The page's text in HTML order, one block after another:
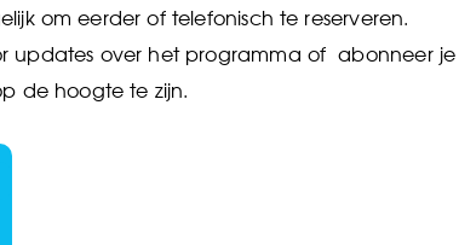
om eerder of telefonisch te reserveren.
updates over het programma of abonneer
de hoogte te zijn.